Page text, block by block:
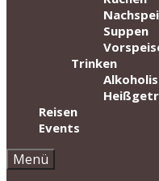
Suppen
Trinken
Reisen
Events
Menü